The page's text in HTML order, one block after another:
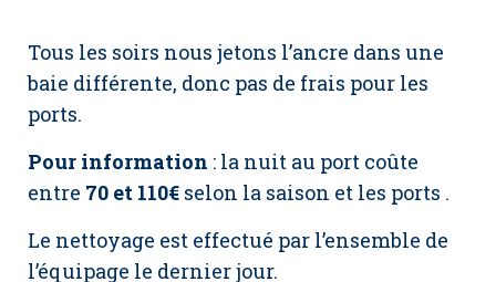
Tous les soirs nous jetons l’ancre dans une
baie différente, donc pas de frais pour les
ports.
Pour information : la nuit au port coûte
entre 70 et 110€ selon la saison et les ports .
Le nettoyage est effectué par l’ensemble de
l’équipage le dernier jour.